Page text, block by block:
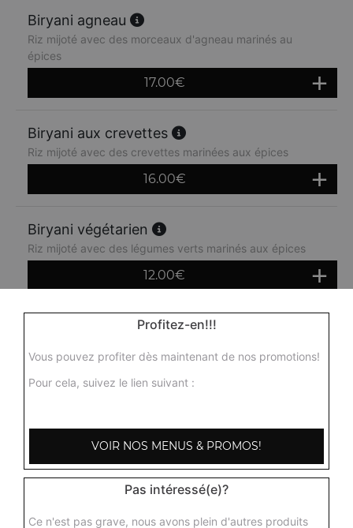
Biryani agneau
Riz mijoté avec des morceaux d'agneau marinés au
épices
17.00€
Biryani aux crevettes
Riz mijoté avec des crevettes marinées aux épices
16.00€
Biryani végétarien
Riz mijoté avec des légumes verts marinés aux épices
12.00€
Profitez-en!!!
Vous pouvez profiter dès maintenant de nos promotions!
Pour cela, suivez le lien suivant :
VOIR NOS MENUS & PROMOS!
Pas intéressé(e)?
Ce n'est pas grave, nous avons plein d'autres produits